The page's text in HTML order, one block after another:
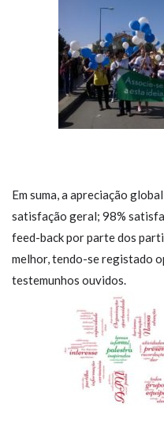
Em suma, a apreciação
satisfação geral; 98%
feed-back por parte dos
melhor, tendo-se registado
testemunhos ouvidos.